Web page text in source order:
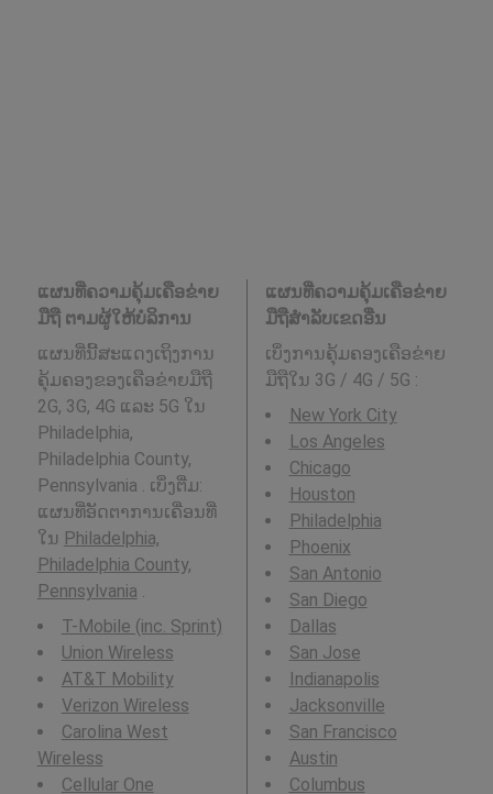
ແຜນທີ່ຄວາມຄຸ້ມເຄືອຂ່າຍ
ມືຖື ຕາມຜູ້ໃຫ້ບໍລິການ
ແຜນທີ່ນີ້ສະແດງເຖິງການ
ຄຸ້ມຄອງຂອງເຄືອຂ່າຍມືຖື
2G, 3G, 4G ແລະ 5G ໃນ
Philadelphia,
Philadelphia County,
Pennsylvania . ເບິ່ງຕື່ມ:
ແຜນທີ່ອັດຕາການເຄື່ອນທີ່
ໃນ Philadelphia,
Philadelphia County,
Pennsylvania .
T-Mobile (inc. Sprint)
Union Wireless
AT&T Mobility
Verizon Wireless
Carolina West
Wireless
Cellular One
ແຜນທີ່ຄວາມຄຸ້ມເຄືອຂ່າຍ
ມືຖືສໍາລັບເຂດອື່ນ
ເບິ່ງການຄຸ້ມຄອງເຄືອຂ່າຍ
ມືຖືໃນ 3G / 4G / 5G :
New York City
Los Angeles
Chicago
Houston
Philadelphia
Phoenix
San Antonio
San Diego
Dallas
San Jose
Indianapolis
Jacksonville
San Francisco
Austin
Columbus